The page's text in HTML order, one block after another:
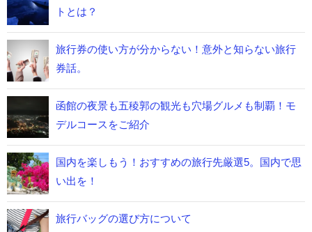
トとは？
旅行券の使い方が分からない！意外と知らない旅行
券話。
函館の夜景も五稜郭の観光も穴場グルメも制覇！モ
デルコースをご紹介
国内を楽しもう！おすすめの旅行先厳選5。国内で思
い出を！
旅行バッグの選び方について